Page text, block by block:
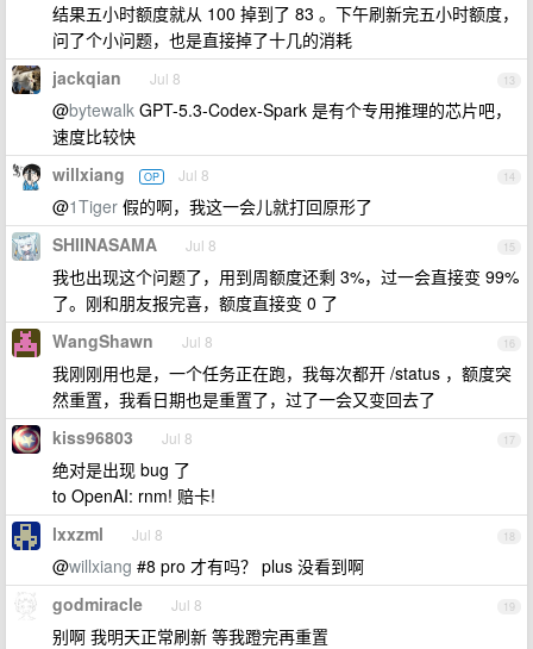
结果五小时额度就从 100 掉到了 83 。下午刷新完五小时额度，
问了个小问题，也是直接掉了十几的消耗
13
jackqian Jul 8
@bytewalk GPT-5.3-Codex-Spark 是有个专用推理的芯片吧，
速度比较快
14
willxiang OP Jul 8
@1Tiger 假的啊，我这一会儿就打回原形了
15
SHIINASAMA Jul 8
我也出现这个问题了，用到周额度还剩 3%，过一会直接变 99%
了。刚和朋友报完喜，额度直接变 0 了
16
WangShawn Jul 8
我刚刚用也是，一个任务正在跑，我每次都开 /status ，额度突
然重置，我看日期也是重置了，过了一会又变回去了
17
kiss96803 Jul 8
绝对是出现 bug 了
to OpenAI: rnm! 赔卡!
18
lxxzml Jul 8
@willxiang #8 pro 才有吗？ plus 没看到啊
19
godmiracle Jul 8
别啊 我明天正常刷新 等我蹬完再重置